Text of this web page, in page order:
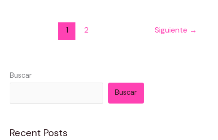
1 2 Siguiente →
Buscar
Buscar
Recent Posts